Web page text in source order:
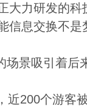
大力研发的
信息交换不是
景吸引着后
200个游客